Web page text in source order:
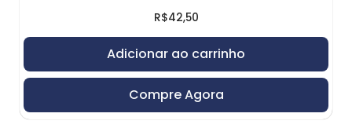
R$42,50
Adicionar ao carrinho
Compre Agora